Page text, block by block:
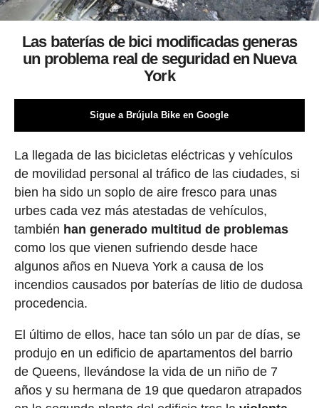
Las baterías de bici modificadas generas
un problema real de seguridad en Nueva
York
Sigue a Brújula Bike en Google
La llegada de las bicicletas eléctricas y vehículos
de movilidad personal al tráfico de las ciudades, si
bien ha sido un soplo de aire fresco para unas
urbes cada vez más atestadas de vehículos,
también han generado multitud de problemas
como los que vienen sufriendo desde hace
algunos años en Nueva York a causa de los
incendios causados por baterías de litio de dudosa
procedencia.
El último de ellos, hace tan sólo un par de días, se
produjo en un edificio de apartamentos del barrio
de Queens, llevándose la vida de un niño de 7
años y su hermana de 19 que quedaron atrapados